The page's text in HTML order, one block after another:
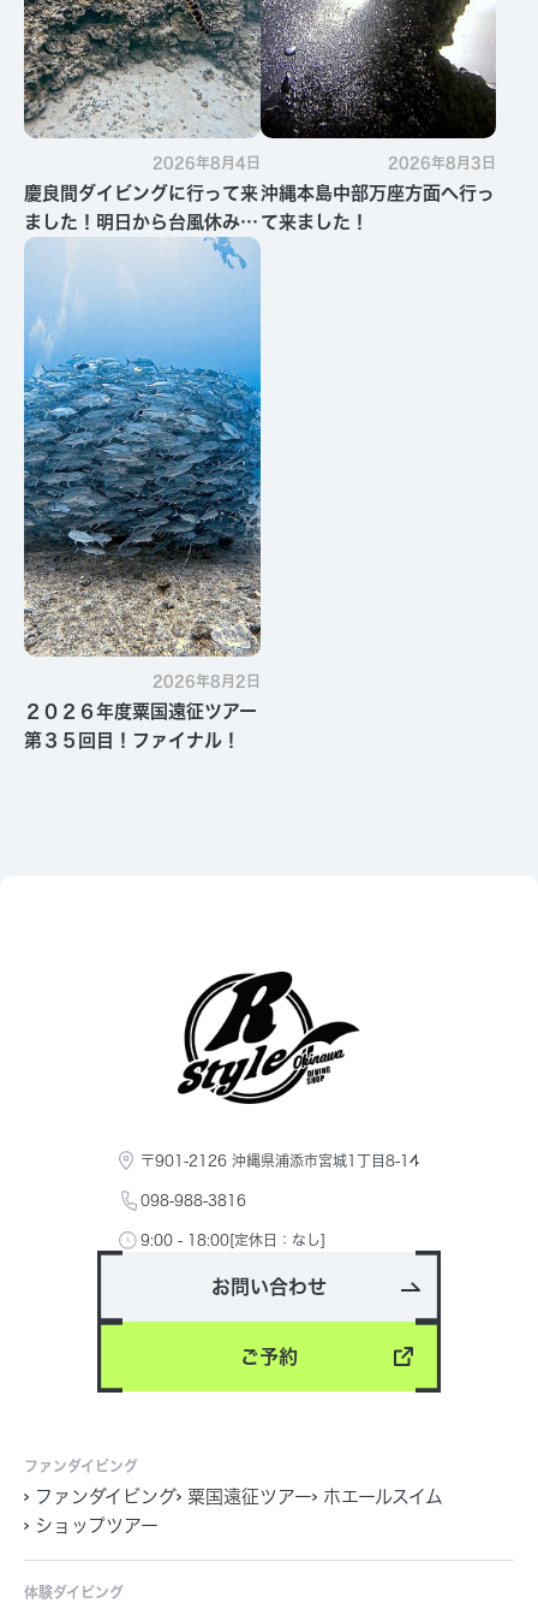
2026年8月4日
慶良間ダイビングに行って来
ました！明日から台風休みで
す・・・
2026年8月3日
沖縄本島中部万座方面へ行っ
て来ました！
2026年8月2日
２０２６年度粟国遠征ツアー
第３５回目！ファイナル！
〒901-2126 沖縄県浦添市宮城1丁目8-14
098-988-3816
9:00 - 18:00[定休日：なし]
お問い合わせ
ご予約
ファンダイビング
ファンダイビング 粟国遠征ツアー
ホエールスイム
ショップツアー
体験ダイビング